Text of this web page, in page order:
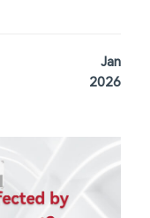
Jan
2026